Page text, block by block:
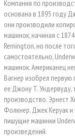
Компания по
основана в 1895 году
они производили
машинок, начиная с
Remington, но после
самостоятельно,
машинок. Американец
Вагнер изобрел
ее Джону Т. Ундервуду,
производство. Эрнест
Фолкнер, Джек Керуак
пишущие машинки
произведений.